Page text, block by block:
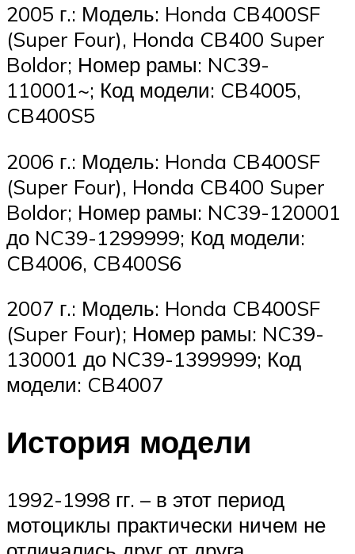
2005 г.: Модель: Honda CB400SF
(Super Four), Honda CB400 Super
Boldor; Номер рамы: NC39-
110001~; Код модели: CB4005,
CB400S5
2006 г.: Модель: Honda CB400SF
(Super Four), Honda CB400 Super
Boldor; Номер рамы: NC39-120001
до NC39-1299999; Код модели:
CB4006, CB400S6
2007 г.: Модель: Honda CB400SF
(Super Four); Номер рамы: NC39-
130001 до NC39-1399999; Код
модели: CB4007
История модели
1992-1998 гг. – в этот период
мотоциклы практически ничем не